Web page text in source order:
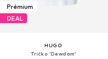
Prémium
DEAL
HUGO
Tričko 'Dewdam'